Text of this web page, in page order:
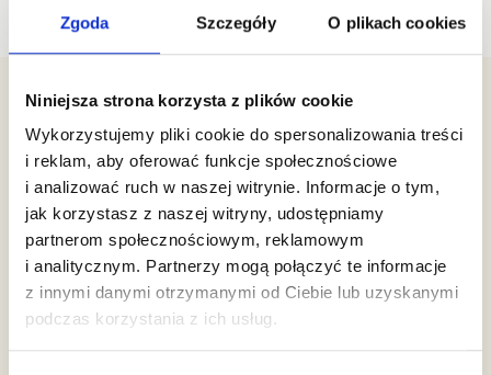
Zgoda Szczegóły O plikach cookies
Niniejsza strona korzysta z plików cookie
Wykorzystujemy pliki cookie do spersonalizowania treści
i reklam, aby oferować funkcje społecznościowe
i analizować ruch w naszej witrynie. Informacje o tym,
jak korzystasz z naszej witryny, udostępniamy
partnerom społecznościowym, reklamowym
i analitycznym. Partnerzy mogą połączyć te informacje
z innymi danymi otrzymanymi od Ciebie lub uzyskanymi
podczas korzystania z ich usług.
Bądź na bieżąco
z promocjami
Zapisz się do newslettera iodbierz 10% rabatuna
pierwszy zakup w naszym sklepie!